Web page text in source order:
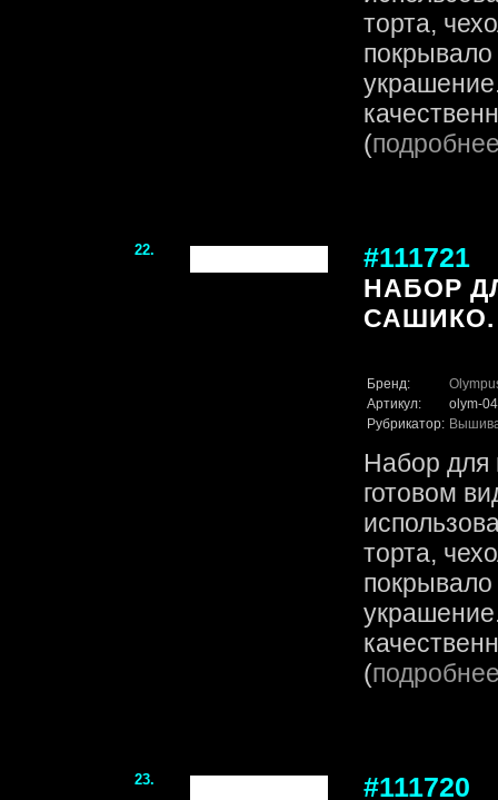
торта,
(
22. #111721
НАБОР
САШИКО.
Бренд:
Артикул:
olym-04
Рубрикатор:
Набор
готовом
торта,
(
23. #111720